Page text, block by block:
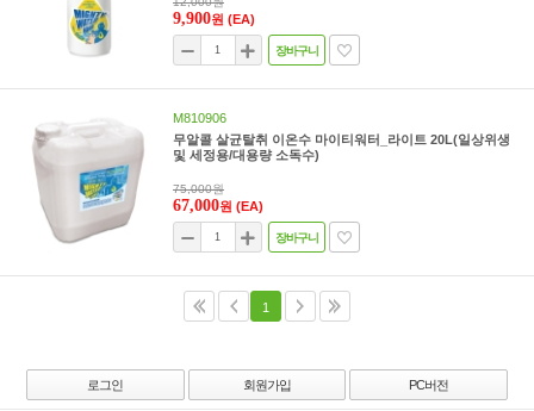
9,900원 (EA)
장바구니
M810906
무알콜 살균탈취 이온수 마이티워터_라이트 20L(일상위생
및 세정용/대용량 소독수)
75,000원
67,000원 (EA)
장바구니
1
로그인 회원가입 PC버전